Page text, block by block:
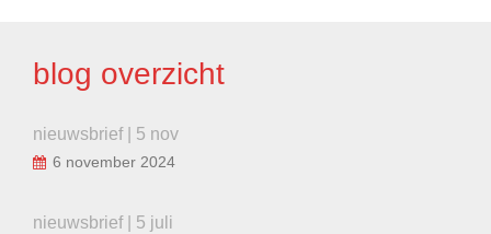
blog overzicht
nieuwsbrief | 5 nov
6 november 2024
nieuwsbrief | 5 juli